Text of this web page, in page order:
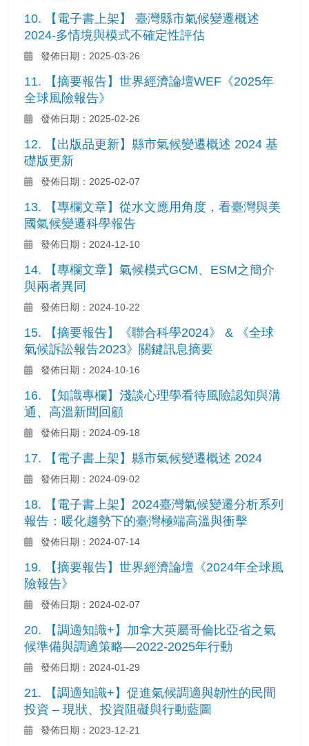
10. 【電子書上架】 臺灣縣市氣候變遷概述
2024-多情境與模式不確定性評估
發佈日期：2025-03-26
11. 【摘要報告】世界經濟論壇WEF《2025年
全球風險報告》
發佈日期：2025-02-26
12. 【出版品更新】縣市氣候變遷概述 2024 基
礎版更新
發佈日期：2025-02-07
13. 【專欄文章】從水文應用角度，看臺灣與美
國氣候變遷科學報告
發佈日期：2024-12-10
14. 【專欄文章】氣候模式GCM、ESM之簡介
與兩者異同
發佈日期：2024-10-22
15. 【摘要報告】《聯合科學2024》 & 《全球
氣候訴訟報告2023》關鍵訊息摘要
發佈日期：2024-10-16
16. 【知識專欄】淺談心理學看待風險認知與溝
通、高溫新聞回顧
發佈日期：2024-09-18
17. 【電子書上架】縣市氣候變遷概述 2024
發佈日期：2024-09-02
18. 【電子書上架】2024臺灣氣候變遷分析系列
報告：暖化趨勢下的臺灣極端高溫與衝擊
發佈日期：2024-07-14
19. 【摘要報告】世界經濟論壇《2024年全球風
險報告》
發佈日期：2024-02-07
20. 【調適知識+】加拿大英屬哥倫比亞省之氣
候準備與調適策略—2022-2025年行動
發佈日期：2024-01-29
21. 【調適知識+】促進氣候調適與韌性的民間
投資 – 現狀、投資阻礙與行動藍圖
發佈日期：2023-12-21